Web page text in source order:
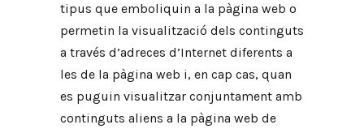
tipus que emboliquin a la pàgina web o
permetin la visualització dels continguts
a través d’adreces d’Internet diferents a
les de la pàgina web i, en cap cas, quan
es puguin visualitzar conjuntament amb
continguts aliens a la pàgina web de